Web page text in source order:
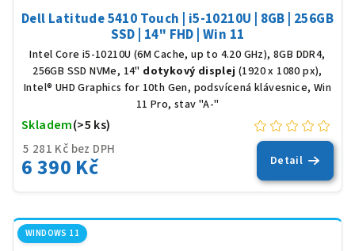
Dell Latitude 5410 Touch | i5-10210U | 8GB | 256GB
SSD | 14" FHD | Win 11
Intel Core i5-10210U (6M Cache, up to 4.20 GHz), 8GB DDR4,
256GB SSD NVMe, 14" dotykový displej (1920 x 1080 px),
Intel® UHD Graphics for 10th Gen, podsvícená klávesnice, Win
11 Pro, stav "A-"
5 281 Kč bez DPH
6 390 Kč
Skladem(>5 ks)
Detail
WINDOWS 11